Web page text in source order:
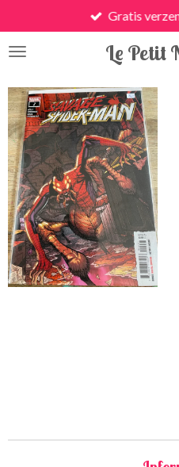
direct
naar
hoofdinhoud
Le Petit
Gratis